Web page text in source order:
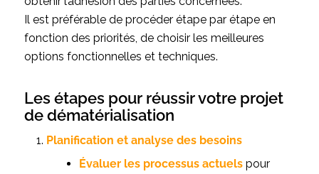
Il est préférable de procéder étape par étape en
fonction des priorités, de choisir les meilleures
options fonctionnelles et techniques.
Les étapes pour réussir votre projet
de dématérialisation
Planification et analyse des besoins
Évaluer les processus actuelspour